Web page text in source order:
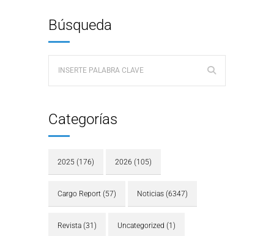
Búsqueda
Categorías
2025 (176) 2026 (105)
Cargo Report (57) Noticias (6347)
Revista (31) Uncategorized (1)